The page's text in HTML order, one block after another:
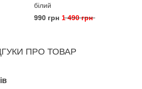
білий
990 грн 1 490 грн
ПРО ТОВАР